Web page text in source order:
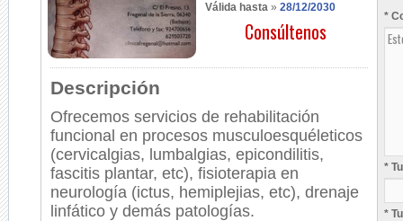
Válida hasta » 28/12/2030
Consúltenos
Descripción
Ofrecemos servicios de rehabilitación
funcional en procesos musculoesquéleticos
(cervicalgias, lumbalgias, epicondilitis,
fascitis plantar, etc), fisioterapia en
neurología (ictus, hemiplejias, etc), drenaje
linfático y demás patologías.
*
*
*